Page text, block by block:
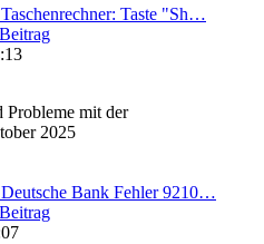
Taste "Sh…
Probleme mit der
2025
Bank Fehler 9210…